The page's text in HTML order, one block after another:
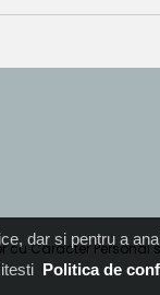
dar si pentru a
Politica de
cu Caracter Personal